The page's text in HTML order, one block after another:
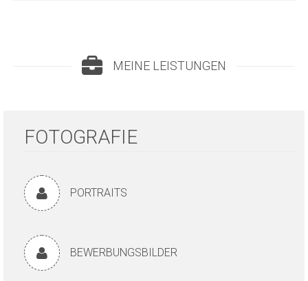
MEINE LEISTUNGEN
FOTOGRAFIE
PORTRAITS
BEWERBUNGSBILDER